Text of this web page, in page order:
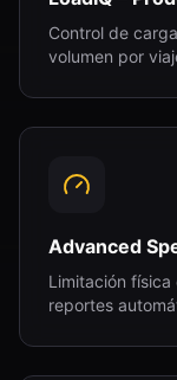
Control de
volumen por
Advanced
Limitación
reportes